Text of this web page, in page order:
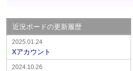
近況ボードの更新履歴
2025.01.24
Xアカウント
2024.10.26